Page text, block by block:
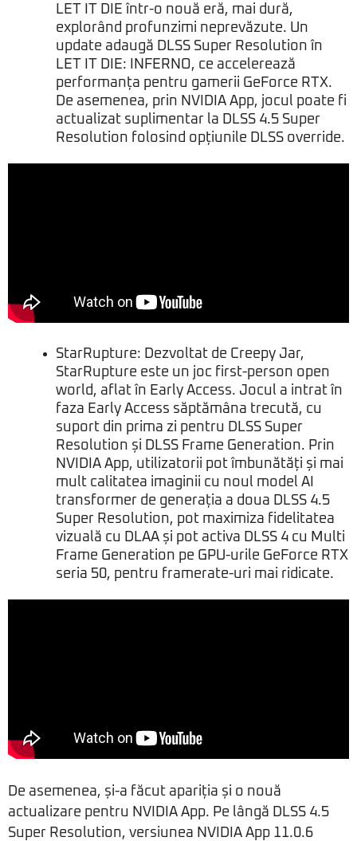
LET IT DIE într-o nouă eră, mai dură,
explorând profunzimi neprevăzute. Un
update adaugă DLSS Super Resolution în
LET IT DIE: INFERNO, ce accelerează
performanța pentru gamerii GeForce RTX.
De asemenea, prin NVIDIA App, jocul poate fi
actualizat suplimentar la DLSS 4.5 Super
Resolution folosind opțiunile DLSS override.
StarRupture: Dezvoltat de Creepy Jar,
StarRupture este un joc first-person open
world, aflat în Early Access. Jocul a intrat în
faza Early Access săptămâna trecută, cu
suport din prima zi pentru DLSS Super
Resolution și DLSS Frame Generation. Prin
NVIDIA App, utilizatorii pot îmbunătăți și mai
mult calitatea imaginii cu noul model AI
transformer de generația a doua DLSS 4.5
Super Resolution, pot maximiza fidelitatea
vizuală cu DLAA și pot activa DLSS 4 cu Multi
Frame Generation pe GPU-urile GeForce RTX
seria 50, pentru framerate-uri mai ridicate.
De asemenea, și-a făcut apariția și o nouă
actualizare pentru NVIDIA App. Pe lângă DLSS 4.5
Super Resolution, versiunea NVIDIA App 11.0.6